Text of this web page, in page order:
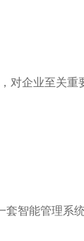
企业至关重
智能管理系统